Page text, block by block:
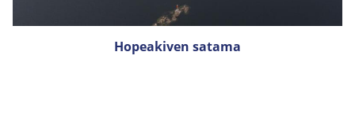
Hopeakiven satama